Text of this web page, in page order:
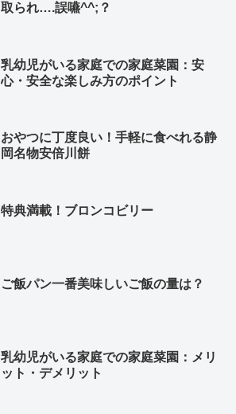
取られ….誤嚥^^;？
乳幼児がいる家庭での家庭菜園：安
心・安全な楽しみ方のポイント
おやつに丁度良い！手軽に食べれる静
岡名物安倍川餅
特典満載！ブロンコビリー
ご飯パン一番美味しいご飯の量は？
乳幼児がいる家庭での家庭菜園：メリ
ット・デメリット